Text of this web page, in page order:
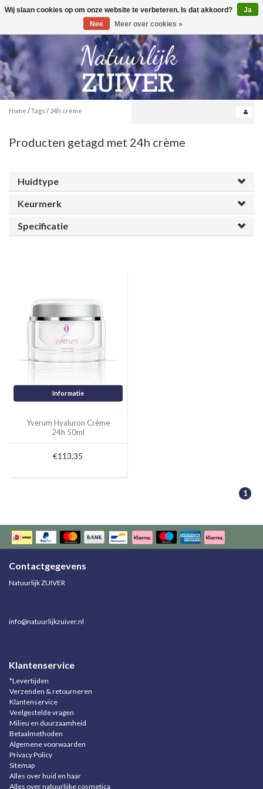
Toggle
0
Home /Tags / 24h crème
Producten getagd met 24h crème
Huidtype
Keurmerk
Specificatie
Informatie
Yverum Hyaluron Crème
24h 50ml
€113,35
1
Contactgegevens
Natuurlijk ZUIVER
info@natuurlijkzuiver.nl
Klantenservice
*Levertijden
Verzenden & retourneren
Klantenservice
Veelgestelde vragen
Milieu en duurzaamheid
Betaalmethoden
Algemene voorwaarden
Privacy Policy
Sitemap
Alles over huid en haar
Alles over natuurlijke cosmetica
Wij slaan cookies op om onze website te verbeteren. Is dat akkoord?
Ja
Nee
Meer over cookies »